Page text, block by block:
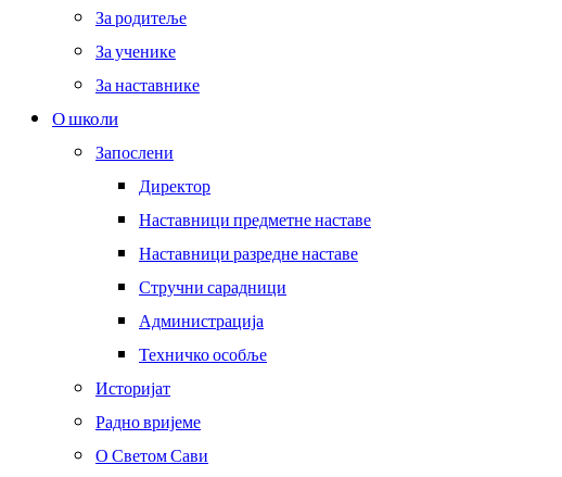
За родитеље
За ученике
За наставнике
О школи
Запослени
Директор
Наставници предметне наставе
Наставници разредне наставе
Стручни сарадници
Администрација
Техничко особље
Историјат
Радно вријеме
О Светом Сави